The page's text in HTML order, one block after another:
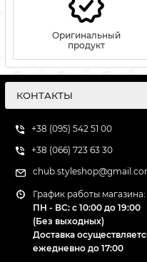
Оригинальный
продукт
КОНТАКТЫ
+38 (095) 542 51 00
+38 (066) 723 63 30
График работы магазина:
ПН - ВС: с 10:00 до 19:00
(Без выходных)
Доставка
ежедневно до 17:00